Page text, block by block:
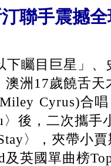
聯手震撼
下矚目巨星」
澳洲17歲饒舌
Cyrus)合
後，二次攜手
〉，夾帶小
英國單曲榜